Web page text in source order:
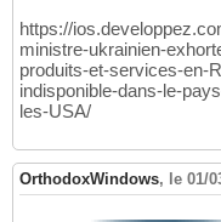
https://
ministre-ukrainien-
produits-et-services-en-
indisponible-dans-le-
les-USA/
OrthodoxWindows, le 01/